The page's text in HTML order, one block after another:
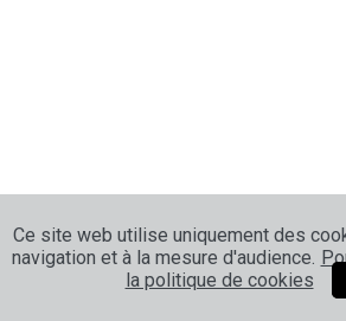
Ce site web utilise uniquement des
navigation et à la mesure d'audience.
la politique de cookies